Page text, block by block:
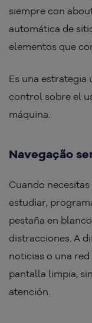
siempre con
automática de
elementos que
Es una estrategia
control sobre el
máquina.
Navegação
Cuando
estudiar,
pestaña en
distracciones. A
noticias o una
pantalla limpia,
atención.